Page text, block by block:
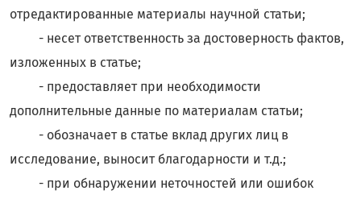
отредактированные материалы научной статьи;
- несет ответственность за достоверность фактов,
изложенных в статье;
- предоставляет при необходимости
дополнительные данные по материалам статьи;
- обозначает в статье вклад других лиц в
исследование, выносит благодарности и т.д.;
- при обнаружении неточностей или ошибок